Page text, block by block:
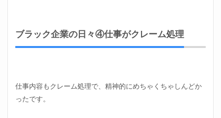
ブラック企業の日々④仕事がクレーム処理
仕事内容もクレーム処理で、精神的にめちゃくちゃしんどか
ったです。